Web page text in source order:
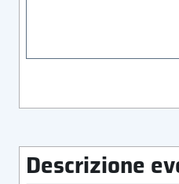
Descrizione